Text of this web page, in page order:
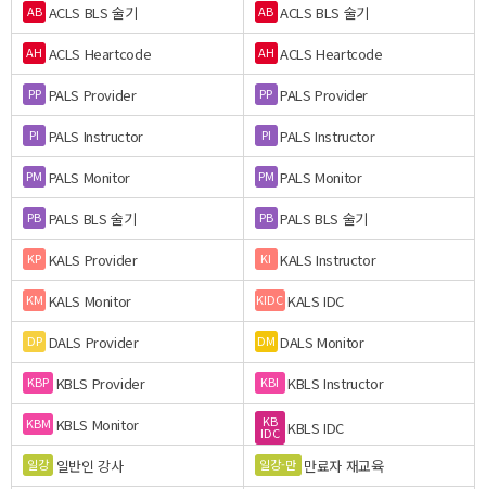
AB ACLS BLS 술기 AB ACLS BLS 술기
AH ACLS Heartcode AH ACLS Heartcode
PP PALS Provider PP PALS Provider
PI PALS Instructor PI PALS Instructor
PM PALS Monitor PM PALS Monitor
PB PALS BLS 술기 PB PALS BLS 술기
KP KALS Provider KI KALS Instructor
KM KALS Monitor KIDC KALS IDC
DP DALS Provider DM DALS Monitor
KBP KBLS Provider KBI KBLS Instructor
KBM KBLS Monitor KB
IDC KBLS IDC
일강 일반인 강사 일강-만 만료자 재교육